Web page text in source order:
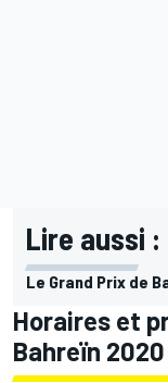
Lire aussi :
Le Grand Prix de
Horaires et
Bahreïn 2020